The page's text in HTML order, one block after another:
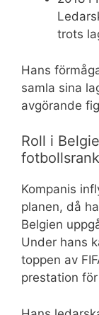
trots
Hans
samla sina
avgörande
Roll i
Kompanis
planen, då
Belgien
Under hans
toppen av
prestation